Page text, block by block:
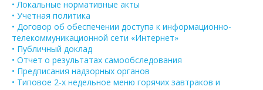
• Локальные нормативные акты
• Учетная политика
• Договор об обеспечении доступа к информационно-
телекоммуникационной сети «Интернет»
• Публичный доклад
• Отчет о результатах самообследования
• Предписания надзорных органов
• Типовое 2-х недельное меню горячих завтраков и